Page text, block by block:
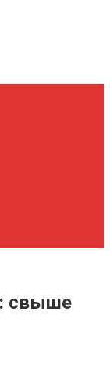
свыше